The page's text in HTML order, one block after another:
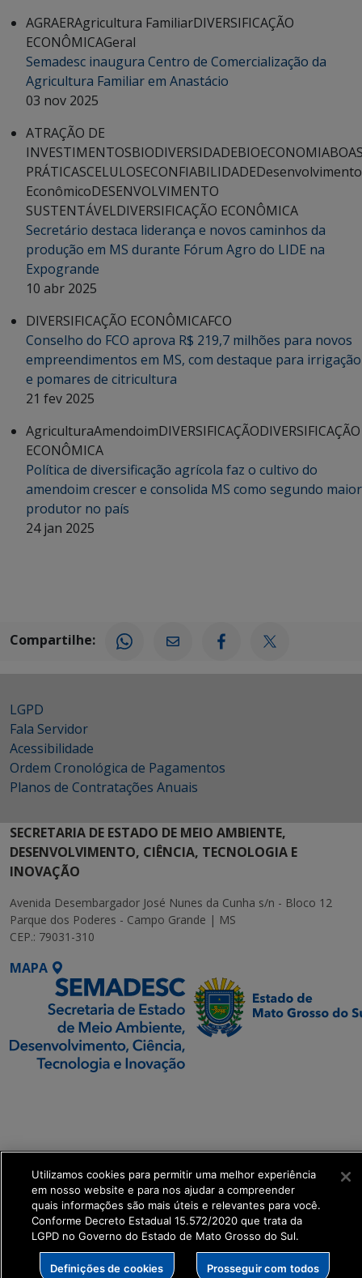
AGRAERAgricultura FamiliarDIVERSIFICAÇÃO
ECONÔMICAGeral
Semadesc inaugura Centro de Comercialização da
Agricultura Familiar em Anastácio
03 nov 2025
ATRAÇÃO DE
INVESTIMENTOSBIODIVERSIDADEBIOECONOMIA
PRÁTICASCELULOSECONFIABILIDADEDesenvolvimento
EconômicoDESENVOLVIMENTO
SUSTENTÁVELDIVERSIFICAÇÃO ECONÔMICA
Secretário destaca liderança e novos caminhos da
produção em MS durante Fórum Agro do LIDE na
Expogrande
10 abr 2025
DIVERSIFICAÇÃO ECONÔMICAFCO
Conselho do FCO aprova R$ 219,7 milhões para novos
empreendimentos em MS, com destaque para irrigação
e pomares de citricultura
21 fev 2025
AgriculturaAmendoimDIVERSIFICAÇÃODIVERSIFICAÇÃO
ECONÔMICA
Política de diversificação agrícola faz o cultivo do
amendoim crescer e consolida MS como segundo maior
produtor no país
24 jan 2025
Compartilhe:
LGPD
Fala Servidor
Acessibilidade
Ordem Cronológica de Pagamentos
Planos de Contratações Anuais
SECRETARIA DE ESTADO DE MEIO AMBIENTE,
DESENVOLVIMENTO, CIÊNCIA, TECNOLOGIA E
INOVAÇÃO
Avenida Desembargador José Nunes da Cunha s/n - Bloco 12
Parque dos Poderes - Campo Grande | MS
CEP.: 79031-310
MAPA
get_footer();
Utilizamos cookies para permitir uma melhor experiência
em nosso website e para nos ajudar a compreender
quais informações são mais úteis e relevantes para você.
Conforme Decreto Estadual 15.572/2020 que trata da
LGPD no Governo do Estado de Mato Grosso do Sul.
Definições de cookies Prosseguir com todos